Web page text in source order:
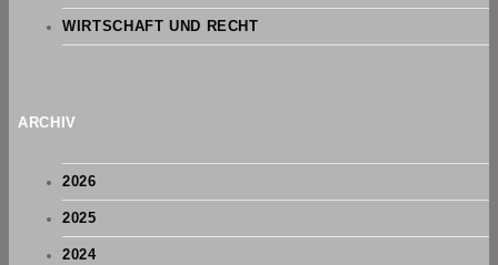
WIRTSCHAFT UND RECHT
ARCHIV
2026
2025
2024